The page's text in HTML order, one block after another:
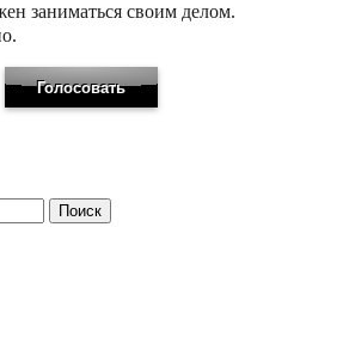
заниматься своим делом.